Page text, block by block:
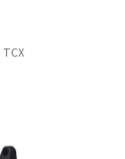
TCX